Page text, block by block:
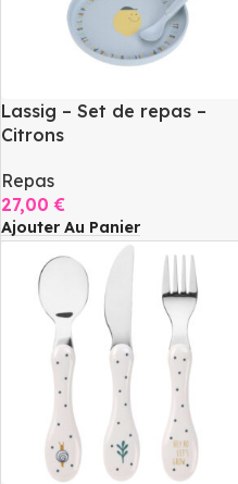
Lassig – Set de repas –
Citrons
Repas
27,00€
Ajouter Au Panier